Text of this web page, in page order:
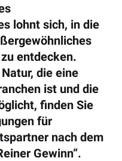
lohnt sich, in die
entdecken.
die eine
ist und die
finden Sie
für
nach dem
Gewinn“.